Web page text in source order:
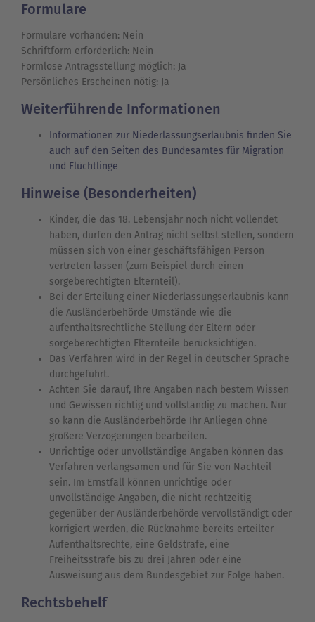
Formulare
Formulare vorhanden: Nein
Schriftform erforderlich: Nein
Formlose Antragsstellung möglich: Ja
Persönliches Erscheinen nötig: Ja
Weiterführende Informationen
Informationen zur Niederlassungserlaubnis finden Sie
auch auf den Seiten des Bundesamtes für Migration
und Flüchtlinge
Hinweise (Besonderheiten)
Kinder, die das 18. Lebensjahr noch nicht vollendet
haben, dürfen den Antrag nicht selbst stellen, sondern
müssen sich von einer geschäftsfähigen Person
vertreten lassen (zum Beispiel durch einen
sorgeberechtigten Elternteil).
Bei der Erteilung einer Niederlassungserlaubnis kann
die Ausländerbehörde Umstände wie die
aufenthaltsrechtliche Stellung der Eltern oder
sorgeberechtigten Elternteile berücksichtigen.
Das Verfahren wird in der Regel in deutscher Sprache
durchgeführt.
Achten Sie darauf, Ihre Angaben nach bestem Wissen
und Gewissen richtig und vollständig zu machen. Nur
so kann die Ausländerbehörde Ihr Anliegen ohne
größere Verzögerungen bearbeiten.
Unrichtige oder unvollständige Angaben können das
Verfahren verlangsamen und für Sie von Nachteil
sein. Im Ernstfall können unrichtige oder
unvollständige Angaben, die nicht rechtzeitig
gegenüber der Ausländerbehörde vervollständigt oder
korrigiert werden, die Rücknahme bereits erteilter
Aufenthaltsrechte, eine Geldstrafe, eine
Freiheitsstrafe bis zu drei Jahren oder eine
Ausweisung aus dem Bundesgebiet zur Folge haben.
Rechtsbehelf